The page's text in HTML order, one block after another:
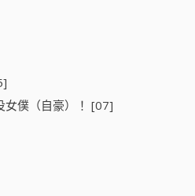
女僕（自豪）！ [07]